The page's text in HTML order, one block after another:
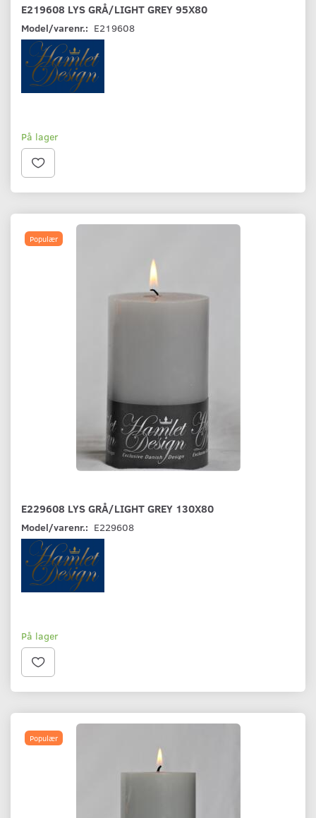
E219608 LYS GRÅ/LIGHT GREY 95X80
Model/varenr.: E219608
På lager
Populær
E229608 LYS GRÅ/LIGHT GREY 130X80
Model/varenr.: E229608
På lager
Populær